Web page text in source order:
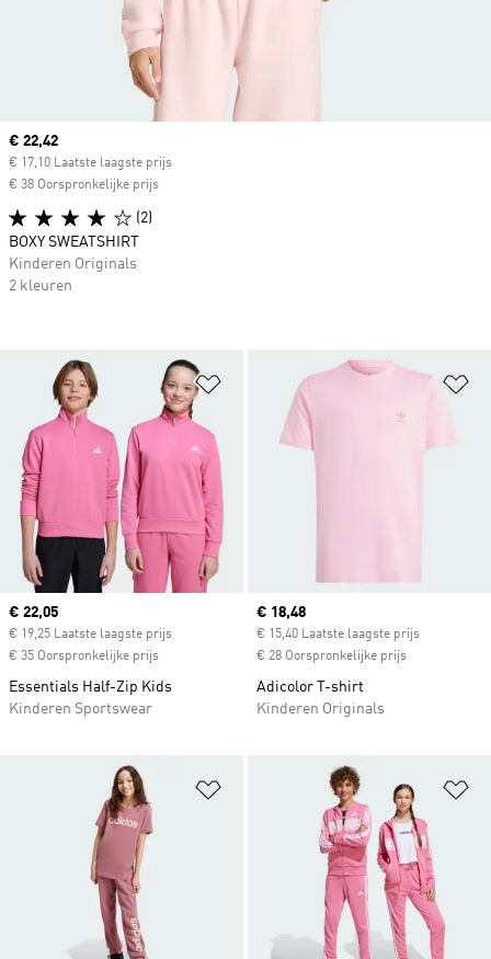
Op verlanglijst zetten
Current price
€ 22,05
€ 19,25 Laatste laagste prijs
€ 35 Oorspronkelijke prijs
Essentials Half-Zip Kids
Kinderen Sportswear
Current price
€ 18,48
€ 15,40 Laatste laagste prijs
€ 28 Oorspronkelijke prijs
Adicolor T-shirt
Kinderen Originals
Op verlanglijst zetten
Current price
€ 22,42
€ 17,10 Laatste laagste prijs
€ 38 Oorspronkelijke prijs
(2)
BOXY SWEATSHIRT
Kinderen Originals
2 kleuren